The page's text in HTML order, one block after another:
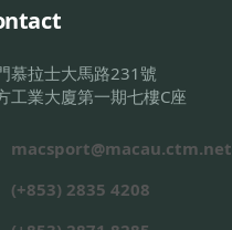
慕拉士大馬路231號
工業大廈第一期七樓C座
macsport@macau.ctm.net
(+853) 2835 4208